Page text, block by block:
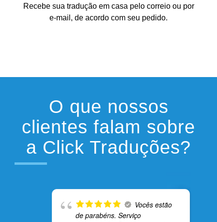
Recebe sua tradução em casa pelo correio ou por
e-mail, de acordo com seu pedido.
O que nossos
clientes falam sobre
a Click Traduções?
Vocês estão
de parabéns. Serviço